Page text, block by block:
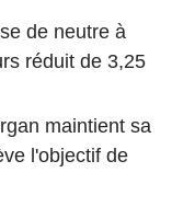
de neutre à
réduit de 3,25
maintient sa
l'objectif de